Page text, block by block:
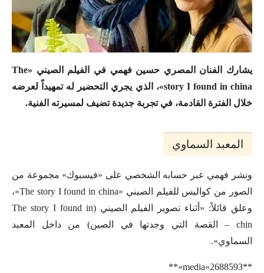
يشارك الفنان المصري حسين فهمي في الفيلم الصيني «The
story I found in china»، الذي يجري التحضير له تمهيداً لعرضه
خلال الفترة القادمة، في تجربة جديدة تضيف لمسيرته الفنية.
المعبد السماوي
ونشر فهمي عبر حسابه الشخصي على «فيسبوك» مجموعة من
الصور من كواليس للفيلم الصيني «The story I found in china»،
وعلق قائلاً: «أثناء تصوير الفيلم الصيني (The story I found in
chin – القصة التي وجدتها في الصين) من داخل المعبد
السماوي».
**media«2688593»**